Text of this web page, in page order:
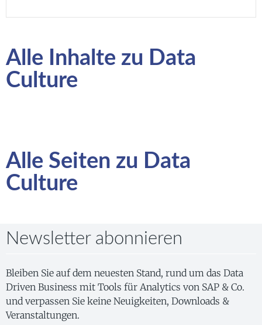
Alle Inhalte zu Data
Culture
Alle Seiten zu Data
Culture
Newsletter abonnieren
Bleiben Sie auf dem neuesten Stand, rund um das Data
Driven Business mit Tools für Analytics von SAP & Co.
und verpassen Sie keine Neuigkeiten, Downloads &
Veranstaltungen.